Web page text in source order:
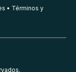
Términos y